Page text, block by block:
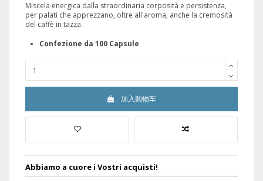
Miscela energica dalla straordinaria corposità e persistenza,
per palati che apprezzano, oltre all'aroma, anche la cremosità
del caffè in tazza.
Confezione da 100 Capsule
加入购物车
Abbiamo a cuore i Vostri acquisti!